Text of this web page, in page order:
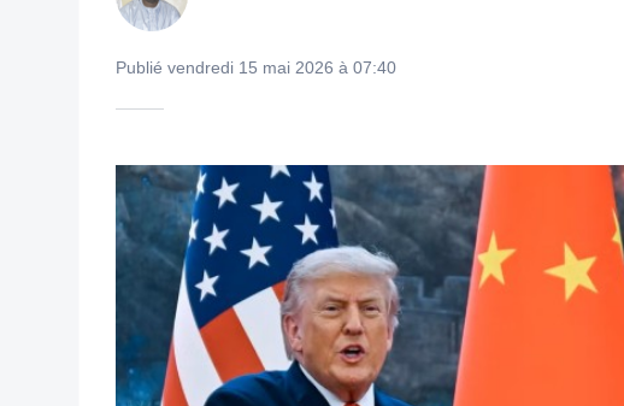
Publié vendredi 15 mai 2026 à 07:40